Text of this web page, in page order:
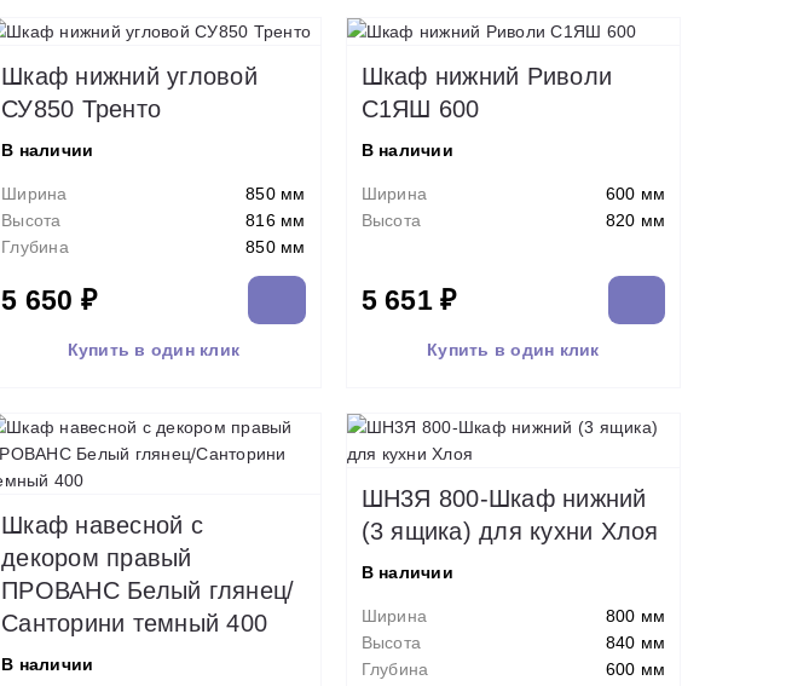
Шкаф нижний угловой
СУ850 Тренто
В наличии
Ширина
850 мм
Высота
816 мм
Глубина
850 мм
5 650 ₽
Купить в один клик
Шкаф нижний Риволи
С1ЯШ 600
В наличии
Ширина
600 мм
Высота
820 мм
5 651 ₽
Купить в один клик
Шкаф навесной c
декором правый
ПРОВАНС Белый глянец/
Санторини темный 400
В наличии
ШН3Я 800-Шкаф нижний
(3 ящика) для кухни Хлоя
В наличии
Ширина
800 мм
Высота
840 мм
Глубина
600 мм